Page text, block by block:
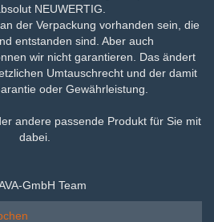
NEUWERTIG.
der Verpackung vorhanden sein, die
entstanden sind. Aber auch
wir nicht garantieren. Das ändert
Umtauschrecht und der damit
oder Gewährleistung.
andere passende Produkt für Sie mit
dabei.
GmbH Team